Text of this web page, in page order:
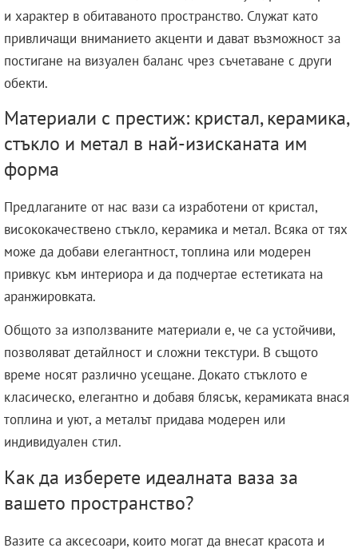
и характер в обитаваното пространство. Служат като
привличащи вниманието акценти и дават възможност за
постигане на визуален баланс чрез съчетаване с други
обекти.
Материали с престиж: кристал, керамика,
стъкло и метал в най-изисканата им
форма
Предлаганите от нас вази са изработени от кристал,
висококачествено стъкло, керамика и метал. Всяка от тях
може да добави елегантност, топлина или модерен
привкус към интериора и да подчертае естетиката на
аранжировката.
Общото за използваните материали е, че са устойчиви,
позволяват детайлност и сложни текстури. В същото
време носят различно усещане. Докато стъклото е
класическо, елегантно и добавя блясък, керамиката внася
топлина и уют, а металът придава модерен или
индивидуален стил.
Как да изберете идеалната ваза за
вашето пространство?
Вазите са аксесоари, които могат да внесат красота и